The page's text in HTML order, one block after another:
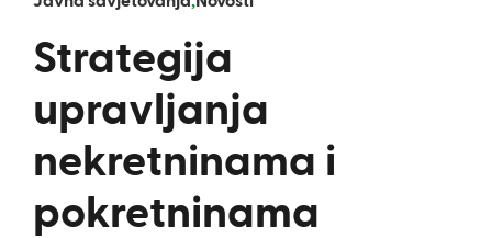
Strategija
upravljanja
nekretninama i
pokretninama